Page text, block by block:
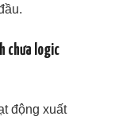
chưa logic
động xuất